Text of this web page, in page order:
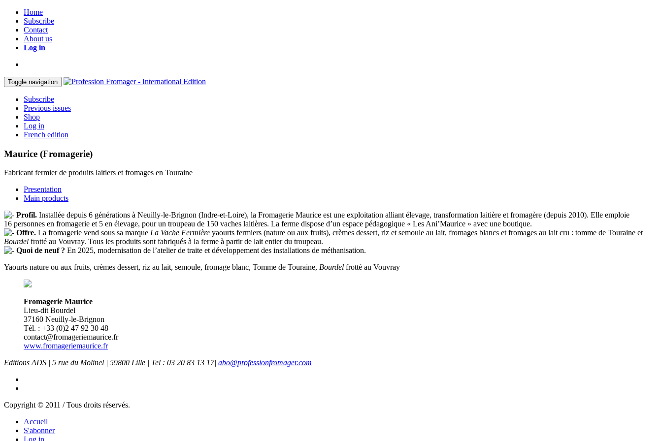
Home
Subscribe
Contact
About us
Log in
Toggle navigation
Subscribe
Previous issues
Shop
Log in
French edition
Maurice (Fromagerie)
Fabricant fermier de produits laitiers et fromages en Touraine
Presentation
Main products
Profil. Installée depuis 6 générations à Neuilly-le-Brignon (Indre-et-Loire), la Fromagerie Maurice est une exploitation alliant élevage, transformation laitière et fromagère (depuis 2010). Elle emploie
16 personnes en fromagerie et 5 en élevage, pour un troupeau de 150 vaches laitières. La ferme dispose d’un espace pédagogique « Les Ani’Maurice » avec une boutique.
Offre. La fromagerie vend sous sa marque La Vache Fermière yaourts fermiers (nature ou aux fruits), crèmes dessert, riz et semoule au lait, fromages blancs et fromages au lait cru : tomme de Touraine et
Bourdel frotté au Vouvray. Tous les produits sont fabriqués à la ferme à partir de lait entier du troupeau.
Quoi de neuf ? En 2025, modernisation de l’atelier de traite et développement des installations de méthanisation.
Yaourts nature ou aux fruits, crèmes dessert, riz au lait, semoule, fromage blanc, Tomme de Touraine, Bourdel frotté au Vouvray
Fromagerie Maurice
Lieu-dit Bourdel
37160 Neuilly-le-Brignon
Tél. : +33 (0)2 47 92 30 48
contact@fromageriemaurice.fr
www.fromageriemaurice.fr
Editions ADS | 5 rue du Molinel | 59800 Lille | Tel : 03 20 83 13 17| abo@professionfromager.com
Copyright © 2011 / Tous droits réservés.
Accueil
S'abonner